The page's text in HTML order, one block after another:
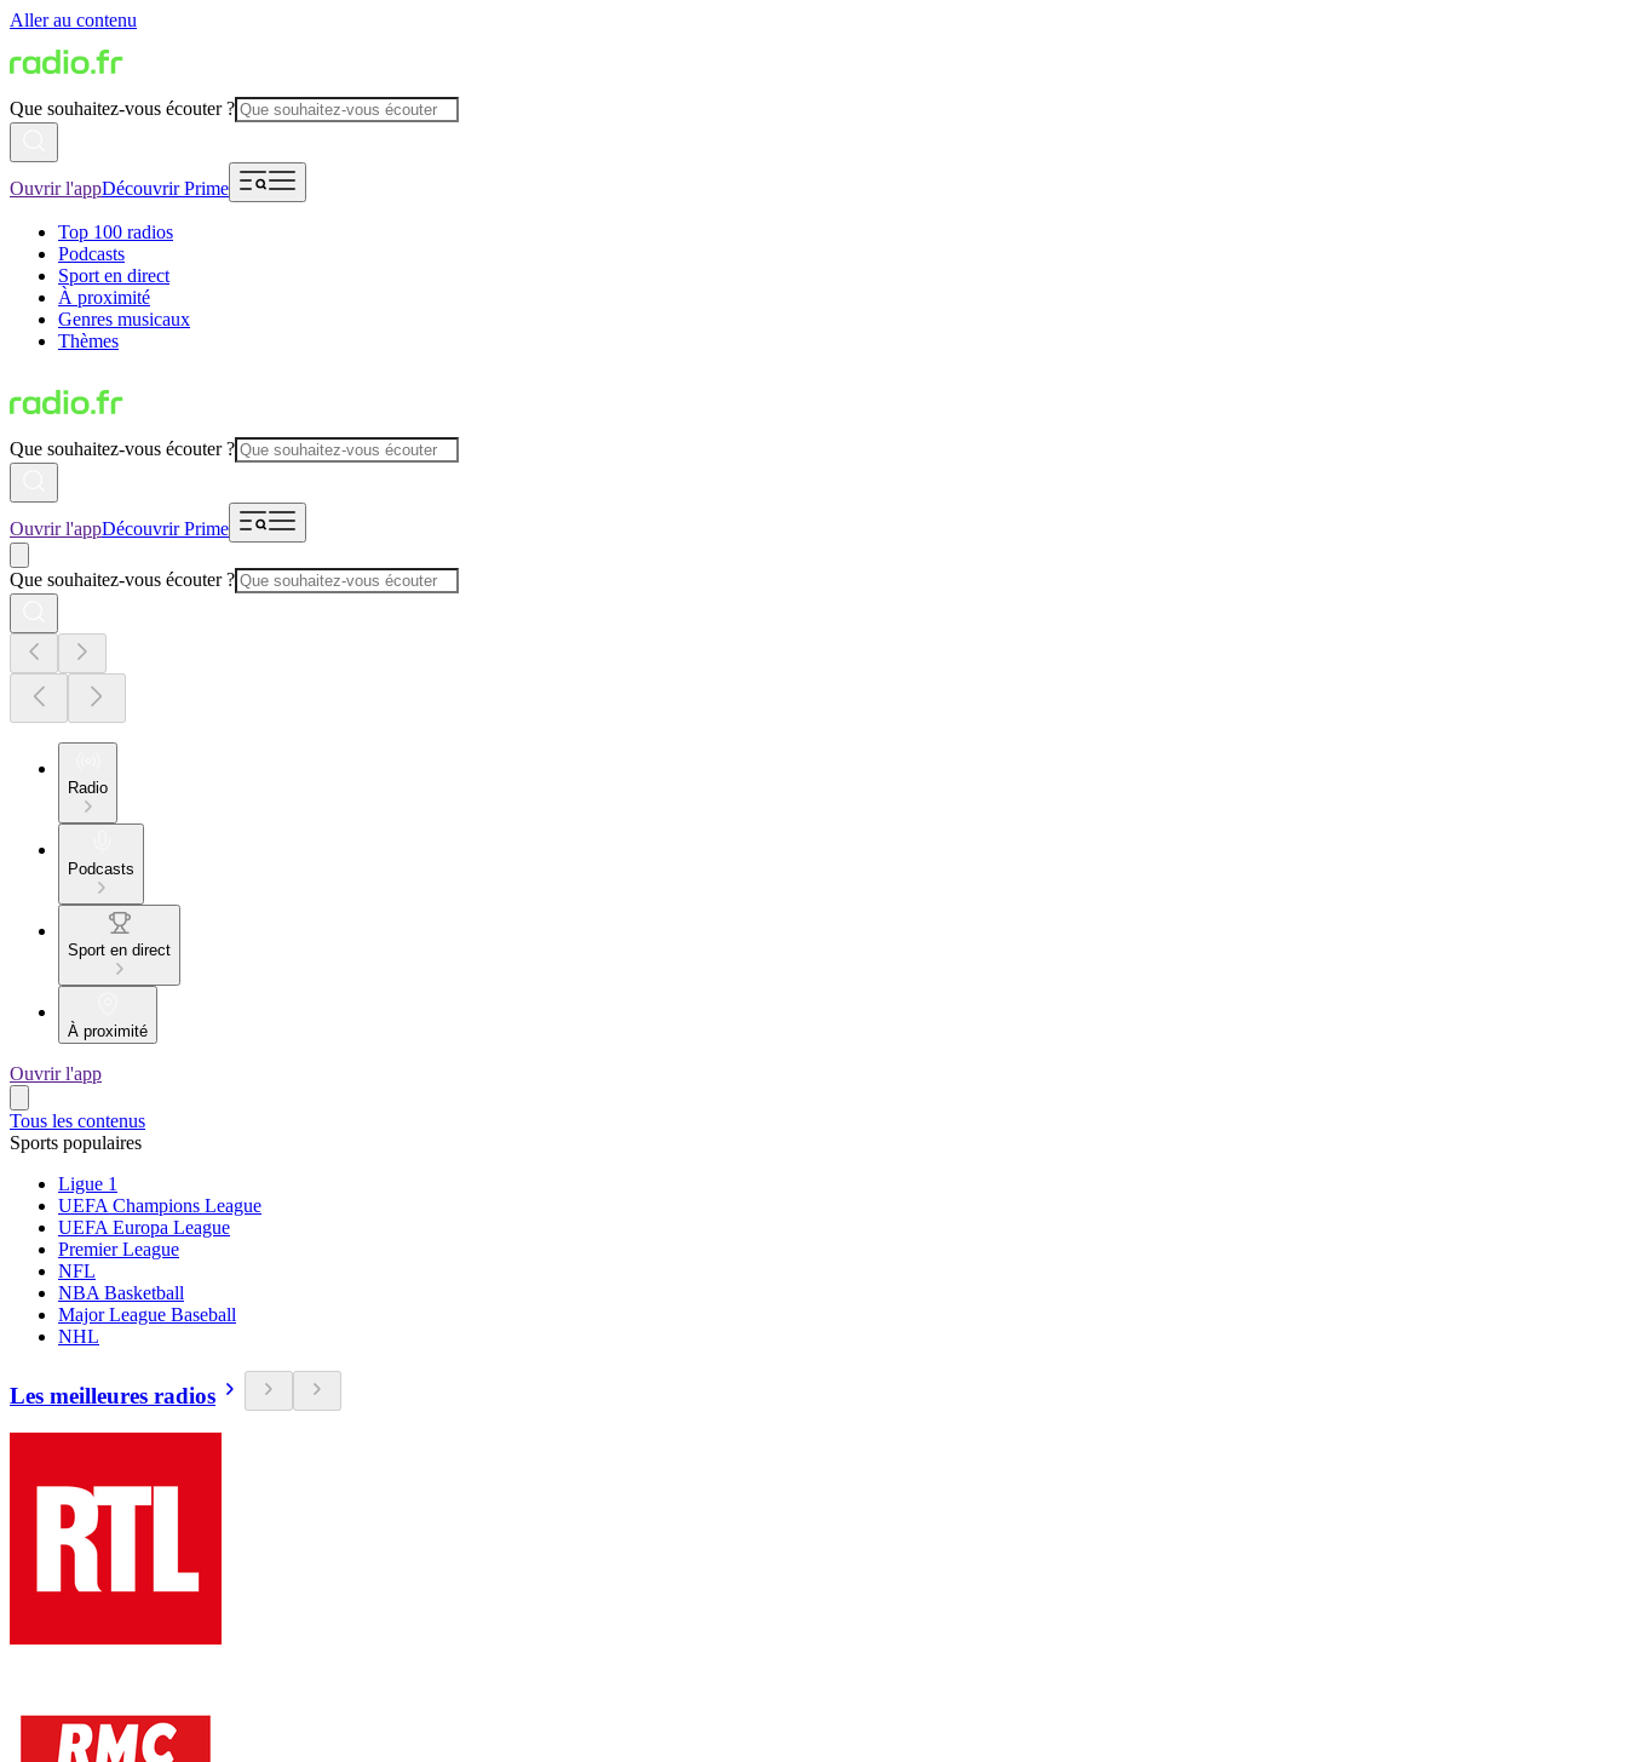
Aller au contenu
Que souhaitez-vous écouter ?
Ouvrir l'appDécouvrir Prime
Top 100 radios
Podcasts
Sport en direct
À proximité
Genres musicaux
Thèmes
Que souhaitez-vous écouter ?
Ouvrir l'appDécouvrir Prime
Que souhaitez-vous écouter ?
Radio
Podcasts
Sport en direct
À proximité
Ouvrir l'app
Tous les contenus
Sports populaires
Ligue 1
UEFA Champions League
UEFA Europa League
Premier League
NFL
NBA Basketball
Major League Baseball
NHL
Les meilleures radios